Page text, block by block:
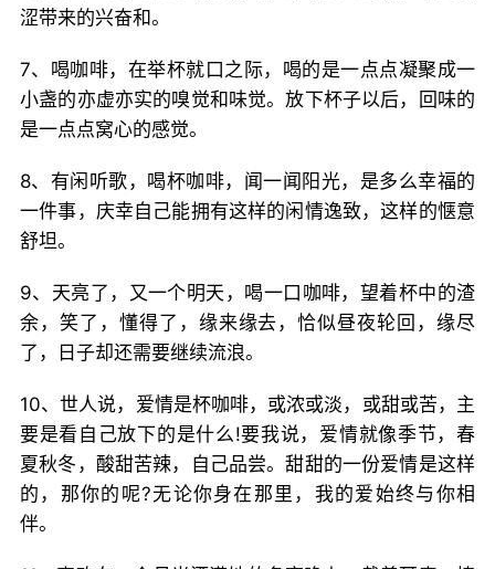
涩带来的兴奋和。
7、喝咖啡，在举杯就口之际，喝的是一点点凝聚成一
小盏的亦虚亦实的嗅觉和味觉。放下杯子以后，回味的
是一点点窝心的感觉。
8、有闲听歌，喝杯咖啡，闻一闻阳光，是多么幸福的
一件事，庆幸自己能拥有这样的闲情逸致，这样的惬意
舒坦。
9、天亮了，又一个明天，喝一口咖啡，望着杯中的渣
余，笑了，懂得了，缘来缘去，恰似昼夜轮回，缘尽
了，日子却还需要继续流浪。
10、世人说，爱情是杯咖啡，或浓或淡，或甜或苦，主
要是看自己放下的是什么!要我说，爱情就像季节，春
夏秋冬，酸甜苦辣，自己品尝。甜甜的一份爱情是这样
的，那你的呢?无论你身在那里，我的爱始终与你相
伴。